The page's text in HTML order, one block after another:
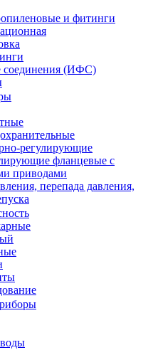
и фитинги
(ИФС)
регулирующие
фланцевые с
приводами
перепада давления,